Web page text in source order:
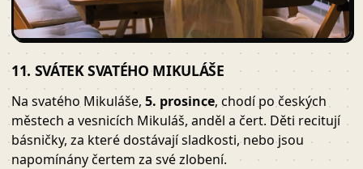
11. SVÁTEK SVATÉHO MIKULÁŠE
Na svatého Mikuláše, 5. prosince, chodí po českých
městech a vesnicích Mikuláš, anděl a čert. Děti recitují
básničky, za které dostávají sladkosti, nebo jsou
napomínány čertem za své zlobení.